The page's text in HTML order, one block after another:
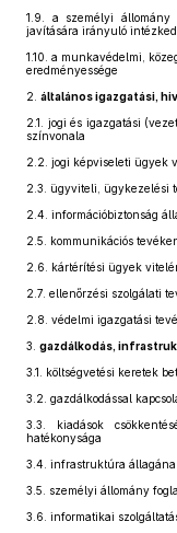
1.9.
a személyi állomány
javítására irányuló
1.10. a munkavédelmi,
eredményessége
2. általános igazgatási,
2.1.
jogi és igazgatási
színvonala
2.2. jogi képviseleti ügyek
2.3.
ügyviteli, ügykezelési
2.4. információbiztonság
2.5.
kommunikációs
2.6.
kártérítési ügyek
2.7. ellenőrzési szolgálati
2.8. védelmi igazgatási
3. gazdálkodás,
3.1.
költségvetési keretek
3.2. gazdálkodással
3.3.
kiadások
hatékonysága
3.4. infrastruktúra
3.5.
személyi állomány
3.6. informatikai